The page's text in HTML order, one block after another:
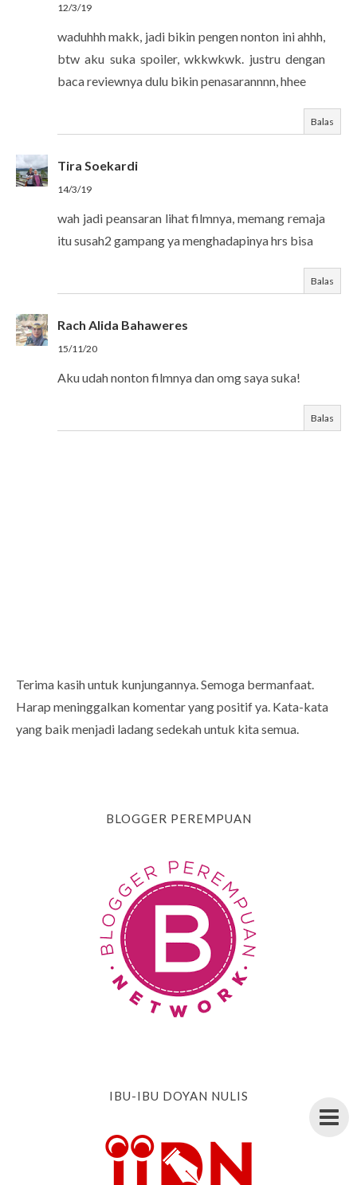
12/3/19
waduhhh makk, jadi bikin pengen nonton ini ahhh,
btw aku suka spoiler, wkkwkwk. justru dengan
baca reviewnya dulu bikin penasarannnn, hhee
Balas
Tira Soekardi
14/3/19
wah jadi peansaran lihat filmnya, memang remaja
itu susah2 gampang ya menghadapinya hrs bisa
Balas
Rach Alida Bahaweres
15/11/20
Aku udah nonton filmnya dan omg saya suka!
Balas
Terima kasih untuk kunjungannya. Semoga bermanfaat.
Harap meninggalkan komentar yang positif ya. Kata-kata
yang baik menjadi ladang sedekah untuk kita semua.
BLOGGER PEREMPUAN
IBU-IBU DOYAN NULIS